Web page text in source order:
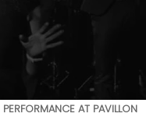
AT PAVILLON